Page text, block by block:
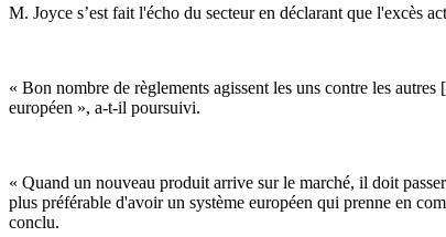
M. Joyce s’est fait l'écho du secteur en déclarant que l'excès
« Bon nombre de règlements agissent les uns contre les
européen », a-t-il poursuivi.
« Quand un nouveau produit arrive sur le marché, il doit
plus préférable d'avoir un système européen qui prenne en
conclu.